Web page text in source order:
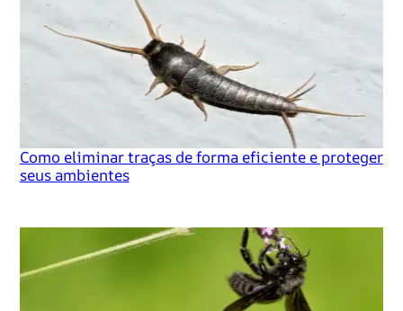
Como eliminar traças de forma eficiente e proteger
seus ambientes